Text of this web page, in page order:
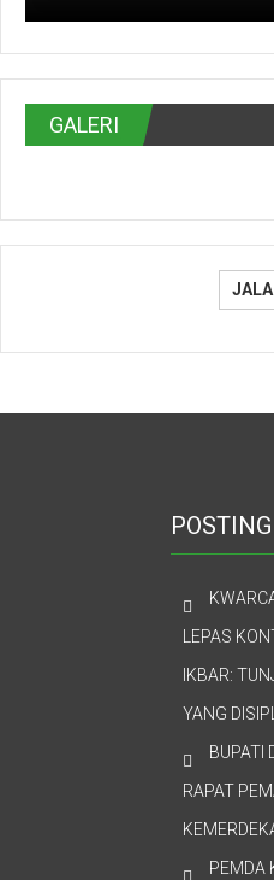
GALERI
LEPAS
IKBAR:
YANG
BUPATI
RAPAT
PEMDA